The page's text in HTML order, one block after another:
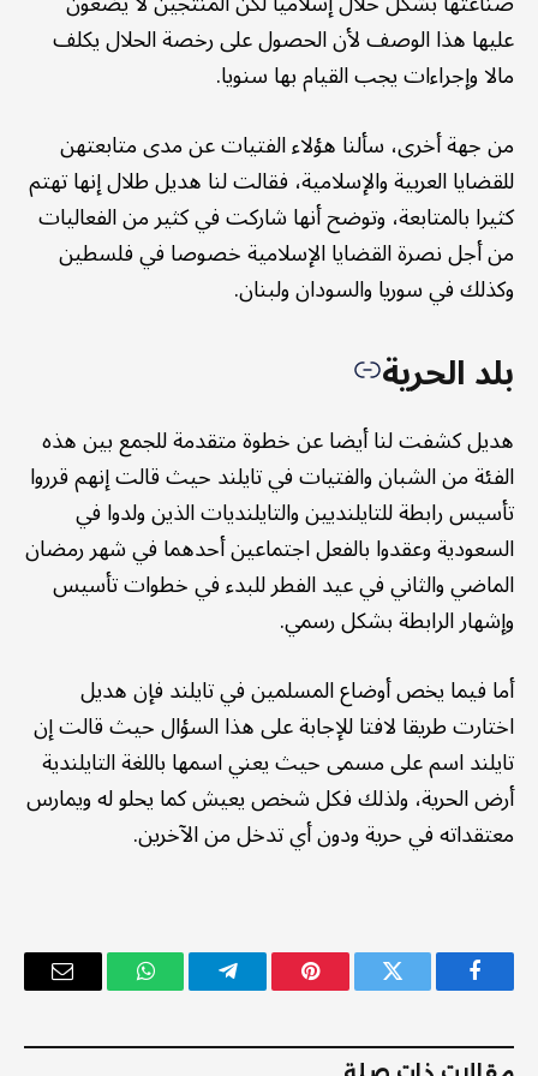
عليها هذا الوصف لأن الحصول على رخصة الحلال يكلف
مالا وإجراءات يجب القيام بها سنويا.
من جهة أخرى، سألنا هؤلاء الفتيات عن مدى متابعتهن
للقضايا العربية والإسلامية، فقالت لنا هديل طلال إنها تهتم
كثيرا بالمتابعة، وتوضح أنها شاركت في كثير من الفعاليات
من أجل نصرة القضايا الإسلامية خصوصا في فلسطين
وكذلك في سوريا والسودان ولبنان.
بلد الحرية
هديل كشفت لنا أيضا عن خطوة متقدمة للجمع بين هذه
الفئة من الشبان والفتيات في تايلند حيث قالت إنهم قرروا
تأسيس رابطة للتايلنديين والتايلنديات الذين ولدوا في
السعودية وعقدوا بالفعل اجتماعين أحدهما في شهر رمضان
الماضي والثاني في عيد الفطر للبدء في خطوات تأسيس
وإشهار الرابطة بشكل رسمي.
أما فيما يخص أوضاع المسلمين في تايلند فإن هديل
اختارت طريقا لافتا للإجابة على هذا السؤال حيث قالت إن
تايلند اسم على مسمى حيث يعني اسمها باللغة التايلندية
أرض الحرية، ولذلك فكل شخص يعيش كما يحلو له ويمارس
معتقداته في حرية ودون أي تدخل من الآخرين.
فيسبوك تويتر بينتيريستتيلقرام واتساب
البريد